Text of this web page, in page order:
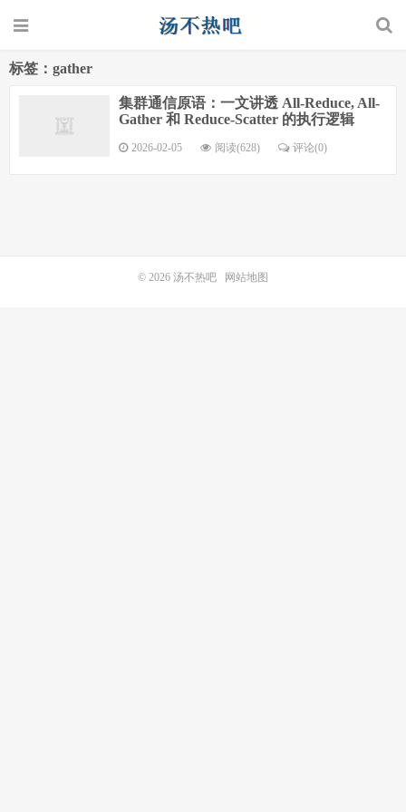
标签：gather
集群通信原语：一文讲透 All-Reduce, All-
Gather 和 Reduce-Scatter 的执行逻辑
2026-02-05 阅读(628) 评论(0)
© 2026 汤不热吧 网站地图